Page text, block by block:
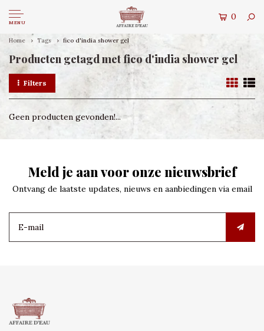
MENU
0
Home Tags fico d'india shower gel
Producten getagd met fico d'india shower gel
Filters
Geen producten gevonden!...
Meld je aan voor onze nieuwsbrief
Ontvang de laatste updates, nieuws en aanbiedingen via email